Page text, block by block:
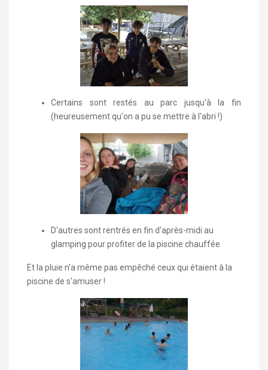
Certains sont restés au parc jusqu'à la fin
(heureusement qu'on a pu se mettre à l'abri !)
D'autres sont rentrés en fin d'après-midi au
glamping pour profiter de la piscine chauffée
Et la pluie n'a même pas empêché ceux qui étaient à la
piscine de s'amuser !